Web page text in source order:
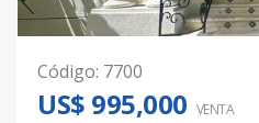
Código: 7700
US$ 995,000 VENTA